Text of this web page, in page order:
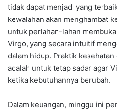
tidak dapat menjadi yang
kewalahan akan menghambat
untuk perlahan-lahan
Virgo, yang secara intuitif
dalam hidup. Praktik
adalah untuk tetap sadar agar
ketika kebutuhannya berubah.
Dalam keuangan, minggu ini